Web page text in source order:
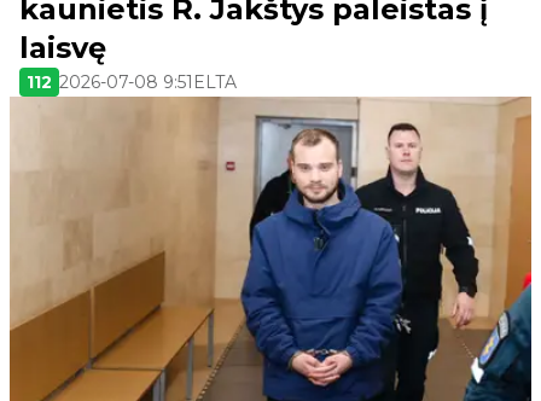
kaunietis R. Jakštys paleistas į
laisvę
112 2026-07-08 9:51 ELTA